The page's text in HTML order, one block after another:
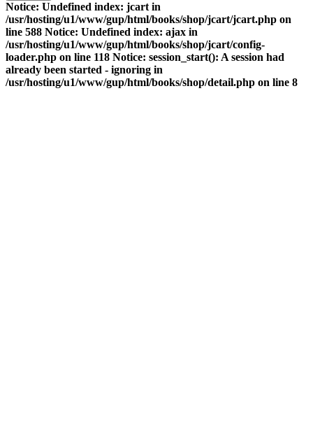
Notice: Undefined index: jcart in
/usr/hosting/u1/www/gup/html/books/shop/jcart/jcart.php on
line 588 Notice: Undefined index: ajax in
/usr/hosting/u1/www/gup/html/books/shop/jcart/config-
loader.php on line 118 Notice: session_start(): A session had
already been started - ignoring in
/usr/hosting/u1/www/gup/html/books/shop/detail.php on line 8